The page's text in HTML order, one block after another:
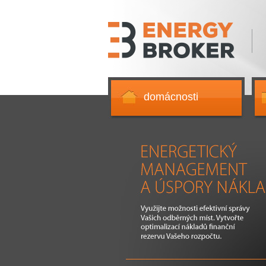
Využijte možnosti efektivní správy Vašich odběrných
domácnosti